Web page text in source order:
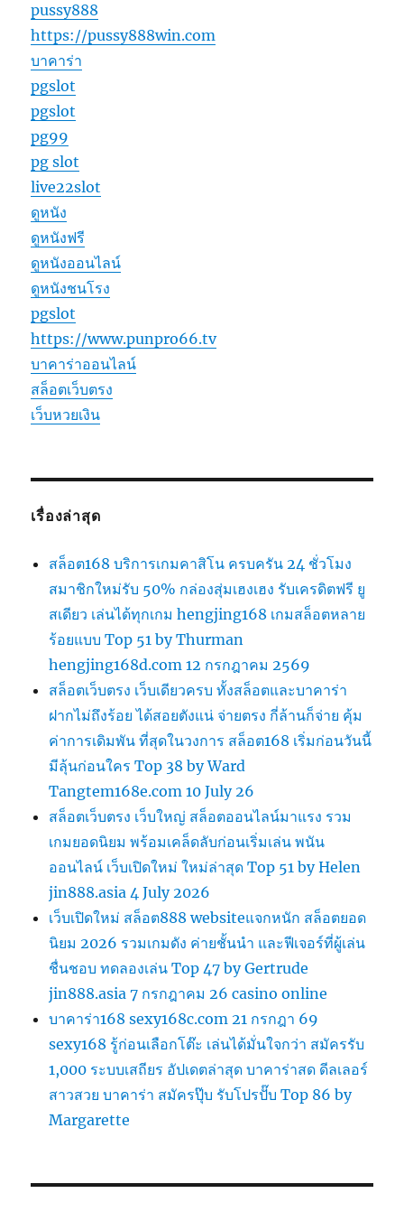
pussy888
https://pussy888win.com
บาคาร่า
pgslot
pgslot
pg99
pg slot
live22slot
ดูหนัง
ดูหนังฟรี
ดูหนังออนไลน์
ดูหนังชนโรง
pgslot
https://www.punpro66.tv
บาคาร่าออนไลน์
สล็อตเว็บตรง
เว็บหวยเงิน
เรื่องล่าสุด
สล็อต168 บริการเกมคาสิโน ครบครัน 24 ชั่วโมง
สมาชิกใหม่รับ 50% กล่องสุ่มเฮงเฮง รับเครดิตฟรี ยู
สเดียว เล่นได้ทุกเกม hengjing168 เกมสล็อตหลาย
ร้อยแบบ Top 51 by Thurman
hengjing168d.com 12 กรกฎาคม 2569
สล็อตเว็บตรง เว็บเดียวครบ ทั้งสล็อตและบาคาร่า
ฝากไม่ถึงร้อย ได้สอยตังแน่ จ่ายตรง กี่ล้านก็จ่าย คุ้ม
ค่าการเดิมพัน ที่สุดในวงการ สล็อต168 เริ่มก่อนวันนี้
มีลุ้นก่อนใคร Top 38 by Ward
Tangtem168e.com 10 July 26
สล็อตเว็บตรง เว็บใหญ่ สล็อตออนไลน์มาแรง รวม
เกมยอดนิยม พร้อมเคล็ดลับก่อนเริ่มเล่น พนัน
ออนไลน์ เว็บเปิดใหม่ ใหม่ล่าสุด Top 51 by Helen
jin888.asia 4 July 2026
เว็บเปิดใหม่ สล็อต888 websiteแจกหนัก สล็อตยอด
นิยม 2026 รวมเกมดัง ค่ายชั้นนำ และฟีเจอร์ที่ผู้เล่น
ชื่นชอบ ทดลองเล่น Top 47 by Gertrude
jin888.asia 7 กรกฎาคม 26 casino online
บาคาร่า168 sexy168c.com 21 กรกฎา 69
sexy168 รู้ก่อนเลือกโต๊ะ เล่นได้มั่นใจกว่า สมัครรับ
1,000 ระบบเสถียร อัปเดตล่าสุด บาคาร่าสด ดีลเลอร์
สาวสวย บาคาร่า สมัครปุ๊บ รับโปรปั๊บ Top 86 by
Margarette